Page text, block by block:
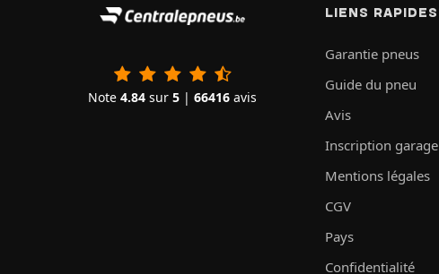
Note 4.84 sur 5 | 66416 avis
LIENS RAPIDES
Garantie pneus
Guide du pneu
Avis
Inscription garage
Mentions légales
CGV
Pays
Confidentialité